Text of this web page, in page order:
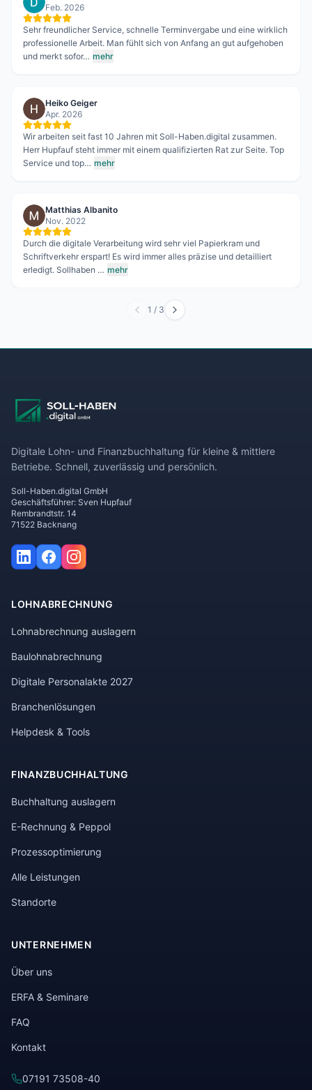
Feb. 2026
Sehr freundlicher Service, schnelle Terminvergabe und eine wirklich
professionelle Arbeit. Man fühlt sich von Anfang an gut aufgehoben
und merkt sofor… mehr
Heiko Geiger
Apr. 2026
Wir arbeiten seit fast 10 Jahren mit Soll-Haben.digital zusammen.
Herr Hupfauf steht immer mit einem qualifizierten Rat zur Seite. Top
Service und top… mehr
Matthias Albanito
Nov. 2022
Durch die digitale Verarbeitung wird sehr viel Papierkram und
Schriftverkehr erspart! Es wird immer alles präzise und detailliert
erledigt. Sollhaben … mehr
1 / 3
Digitale Lohn- und Finanzbuchhaltung für kleine & mittlere
Betriebe. Schnell, zuverlässig und persönlich.
Soll-Haben.digital GmbH
Geschäftsführer: Sven Hupfauf
Rembrandtstr. 14
71522 Backnang
LOHNABRECHNUNG
Lohnabrechnung auslagern
Baulohnabrechnung
Digitale Personalakte 2027
Branchenlösungen
Helpdesk & Tools
FINANZBUCHHALTUNG
Buchhaltung auslagern
E-Rechnung & Peppol
Prozessoptimierung
Alle Leistungen
Standorte
UNTERNEHMEN
Über uns
ERFA & Seminare
FAQ
Kontakt
07191 73508-40